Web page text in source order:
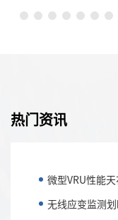
传感器节点
热门资讯